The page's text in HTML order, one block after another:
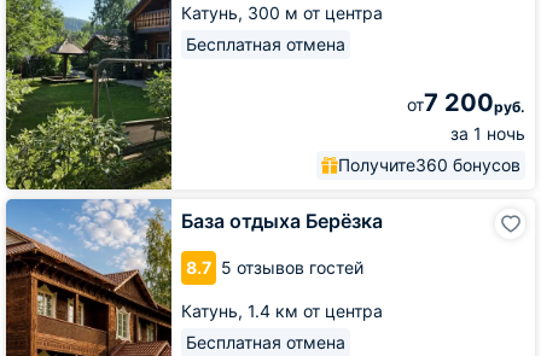
Катунь, 300 м от центра
Бесплатная отмена
от7 200руб.
за 1 ночь
Получите360 бонусов
База отдыха Берёзка
8.7 5 отзывов гостей
Катунь, 1.4 км от центра
Бесплатная отмена
База
отдыха
Берёзка